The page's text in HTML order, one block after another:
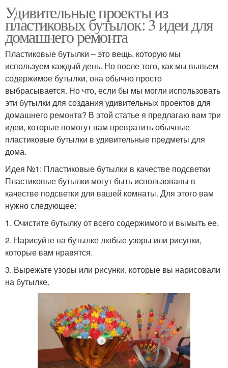
Удивительные проекты из
пластиковых бутылок: 3 идеи для
домашнего ремонта
Пластиковые бутылки – это вещь, которую мы
используем каждый день. Но после того, как мы выпьем
содержимое бутылки, она обычно просто
выбрасывается. Но что, если бы мы могли использовать
эти бутылки для создания удивительных проектов для
домашнего ремонта? В этой статье я предлагаю вам три
идеи, которые помогут вам превратить обычные
пластиковые бутылки в удивительные предметы для
дома.
Идея №1: Пластиковые бутылки в качестве подсветки
Пластиковые бутылки могут быть использованы в
качестве подсветки для вашей комнаты. Для этого вам
нужно следующее:
1. Очистите бутылку от всего содержимого и вымыть ее.
2. Нарисуйте на бутылке любые узоры или рисунки,
которые вам нравятся.
3. Вырежьте узоры или рисунки, которые вы нарисовали
на бутылке.